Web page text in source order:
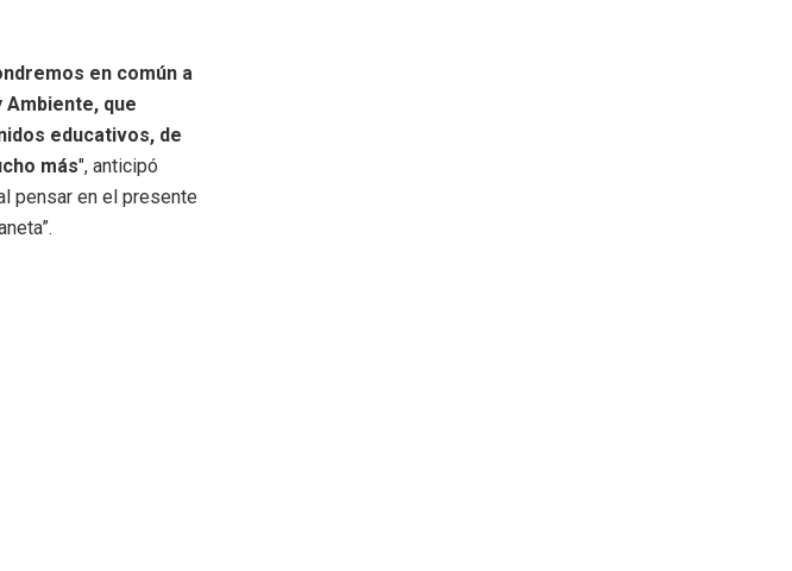
en común a
que
educativos, de
más", anticipó
pensar en el presente